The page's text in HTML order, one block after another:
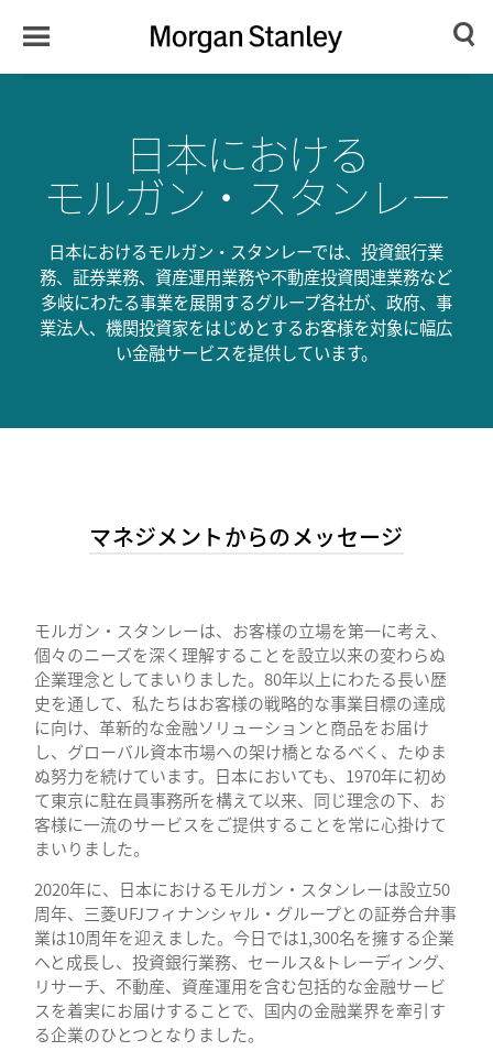
Morgan
Japan
Search
日本における
モルガン・スタンレー
日本におけるモルガン・スタンレーでは、投資銀行業
務、証券業務、資産運用業務や不動産投資関連業務など
多岐にわたる事業を展開するグループ各社が、政府、事
業法人、機関投資家をはじめとするお客様を対象に幅広
い金融サービスを提供しています。
マネジメントからのメッセージ
モルガン・スタンレーは、お客様の立場を第一に考え、
個々のニーズを深く理解することを設立以来の変わらぬ
企業理念としてまいりました。80年以上にわたる長い歴
史を通して、私たちはお客様の戦略的な事業目標の達成
に向け、革新的な金融ソリューションと商品をお届け
し、グローバル資本市場への架け橋となるべく、たゆま
ぬ努力を続けています。日本においても、1970年に初め
て東京に駐在員事務所を構えて以来、同じ理念の下、お
客様に一流のサービスをご提供することを常に心掛けて
まいりました。
2020年に、日本におけるモルガン・スタンレーは設立50
周年、三菱UFJフィナンシャル・グループとの証券合弁事
業は10周年を迎えました。今日では1,300名を擁する企業
へと成長し、投資銀行業務、セールス&トレーディング、
リサーチ、不動産、資産運用を含む包括的な金融サービ
スを着実にお届けすることで、国内の金融業界を牽引す
る企業のひとつとなりました。